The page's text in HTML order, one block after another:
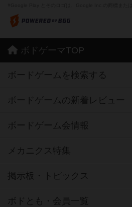
ボドゲーマTOP
ボードゲームを検索する
ボードゲームの新着レビュー
ボードゲーム会情報
メカニクス特集
掲示板・トピックス
ボドとも・会員一覧